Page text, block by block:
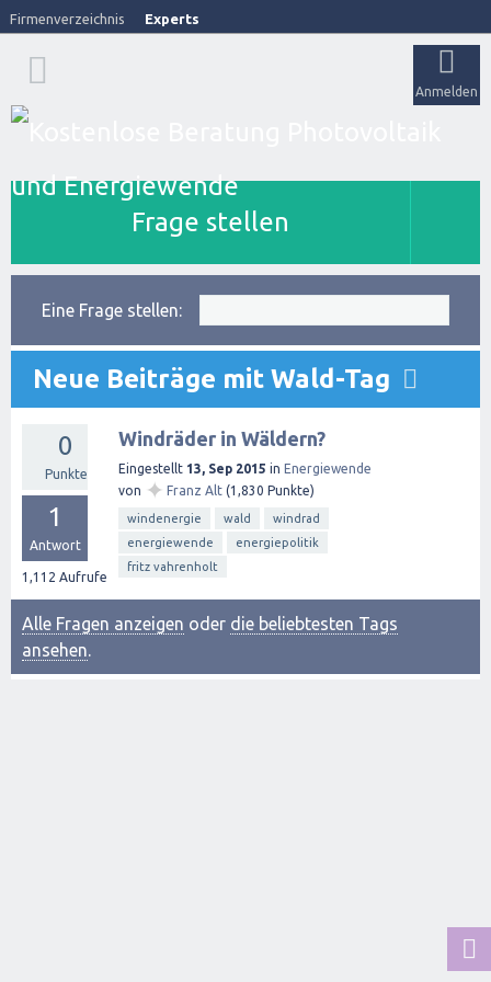
Firmenverzeichnis Experts
Anmelden
Frage stellen
Eine Frage stellen:
Neue Beiträge mit Wald-Tag
0
Punkte
1
Antwort
1,112 Aufrufe
Windräder in Wäldern?
Eingestellt 13, Sep 2015 in Energiewende
von ✦ Franz Alt (1,830 Punkte)
windenergie wald
windrad
energiewende
energiepolitik
fritz vahrenholt
Alle Fragen anzeigen oder die beliebtesten Tags
ansehen.